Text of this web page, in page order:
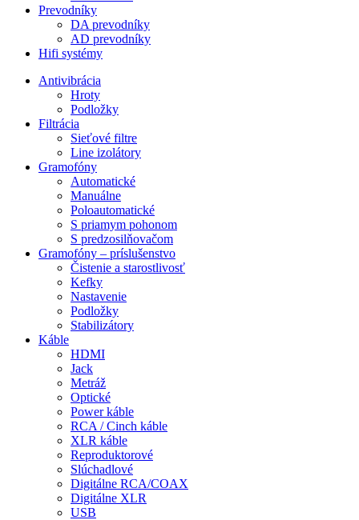
Prevodníky
DA prevodníky
AD prevodníky
Hifi systémy
Antivibrácia
Hroty
Podložky
Filtrácia
Sieťové filtre
Line izolátory
Gramofóny
Automatické
Manuálne
Poloautomatické
S priamym pohonom
S predzosilňovačom
Gramofóny – príslušenstvo
Čistenie a starostlivosť
Kefky
Nastavenie
Podložky
Stabilizátory
Káble
HDMI
Jack
Metráž
Optické
Power káble
RCA / Cinch káble
XLR káble
Reproduktorové
Slúchadlové
Digitálne RCA/COAX
Digitálne XLR
USB